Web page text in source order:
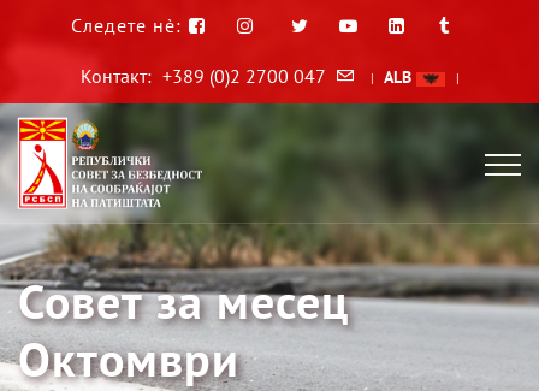
Следете нè:
Контакт: +389 (0)2 2700 047 | ALB |
Совет за месец
Октомври